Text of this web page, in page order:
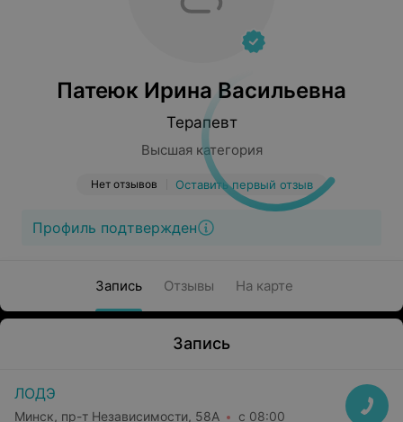
Патеюк Ирина Васильевна
Терапевт
Высшая категория
Нет отзывов Оставить первый отзыв
Профиль подтвержден
Запись Отзывы На карте
Запись
ЛОДЭ
Минск, пр-т Независимости, 58А с 08:00